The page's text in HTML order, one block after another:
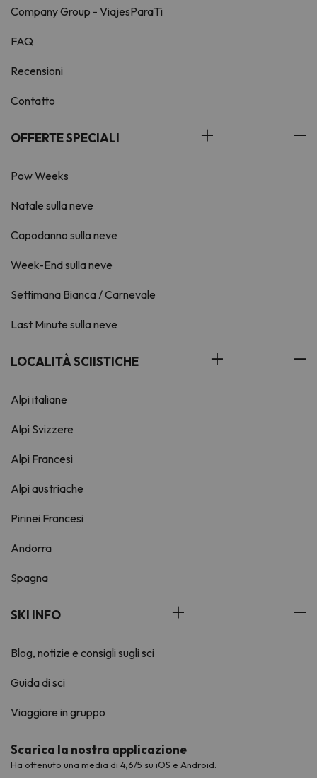
Company Group - ViajesParaTi
FAQ
Recensioni
Contatto
OFFERTE SPECIALI
Pow Weeks
Natale sulla neve
Capodanno sulla neve
Week-End sulla neve
Settimana Bianca / Carnevale
Last Minute sulla neve
LOCALITÀ SCIISTICHE
Alpi italiane
Alpi Svizzere
Alpi Francesi
Alpi austriache
Pirinei Francesi
Andorra
Spagna
SKI INFO
Blog, notizie e consigli sugli sci
Guida di sci
Viaggiare in gruppo
Scarica la nostra applicazione
Ha ottenuto una media di 4,6/5 su iOS e Android.